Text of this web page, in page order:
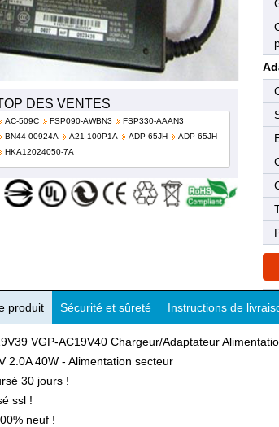
DES VENTES
AC-509C FSP090-AWBN3
FSP330-AAAN3
BN44-00924A
A21-100P1A ADP-65JH
ADP-65JH
HKA12024050-7A
produit Sécurité et sûreté Instructions de
VGP-AC19V40 Chargeur/Adaptateur
2.0A 40W - Alimentation secteur
30 jours !
ssl !
neuf !